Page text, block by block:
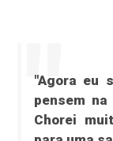
"Agora eu
pensem
Chorei